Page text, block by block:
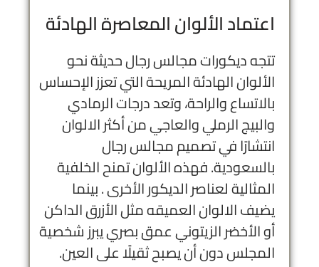
اعتماد الألوان المعاصرة الهادئة
تتجه ديكورات مجالس رجال حديثة نحو
الألوان الهادئة المريحة التي تعزز الإحساس
بالاتساع والراحة، وتعد درجات الرمادي
والبيج الرملي والعاجي من أكثر الالوان
انتشارًا في تصميم مجالس رجال
بالسعودية. فهذه الألوان تمنح الخلفية
المثالية لعناصر الديكور الأخرى . بينما
يضيف الالوان العميقه مثل الأزرق الداكن
أو الأخضر الزيتوني عمق بصري يبرز شخصية
المجلس دون أن يصبح ثقيلًا على العين.